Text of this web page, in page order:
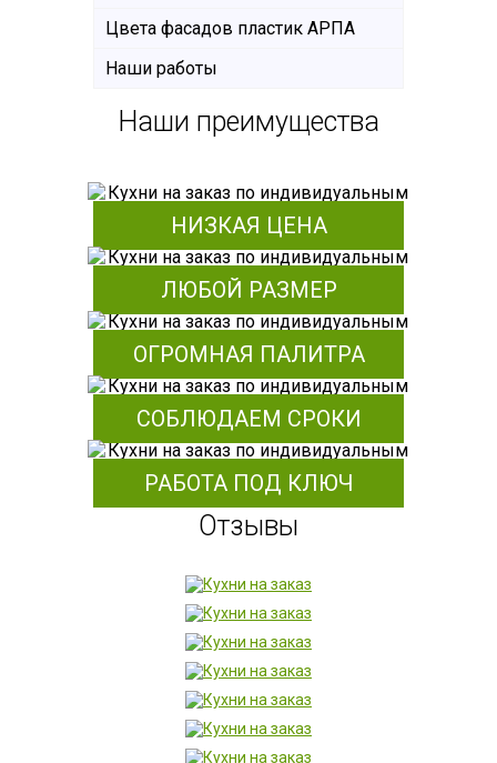
Цвета фасадов пластик АРПА
Наши работы
Наши преимущества
НИЗКАЯ ЦЕНА
ЛЮБОЙ РАЗМЕР
ОГРОМНАЯ ПАЛИТРА
СОБЛЮДАЕМ СРОКИ
РАБОТА ПОД КЛЮЧ
Отзывы